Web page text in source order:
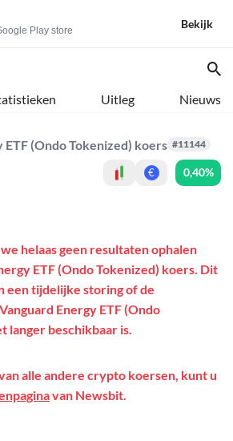
Play store
Bekijk
Uitleg Nieuws
ETF (Ondo Tokenized) koers #11144
€ 0,40%
helaas geen resultaten ophalen
ETF (Ondo Tokenized) koers. Dit
een tijdelijke storing of de
Energy ETF (Ondo
langer beschikbaar is.
alle andere crypto koersen, kunt u
van Newsbit.